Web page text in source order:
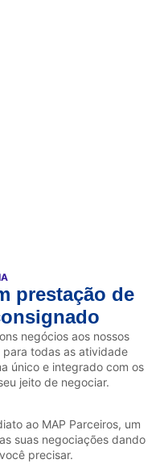
prestação de
negócios aos nossos
todas as atividade
único e integrado com os
jeito de negociar.
ao MAP Parceiros, um
suas negociações dando
precisar.